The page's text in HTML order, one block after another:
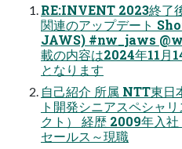
RE:INVENT 2023終了
関連のアップデート
JAWS) #nw_jaws
載の内容は2024年11月
となります
自己紹介 所属 NTT東日
ト開発シニアスペシャ
クト） 経歴 2009年入
セールス～現職